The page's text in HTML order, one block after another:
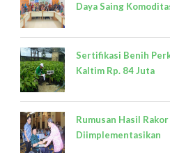
Daya Saing
Sertifikasi Benih
Kaltim Rp. 84 Juta
Rumusan Hasil
Diimplementasikan